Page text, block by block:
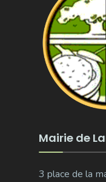
Mairie de
3 place de la